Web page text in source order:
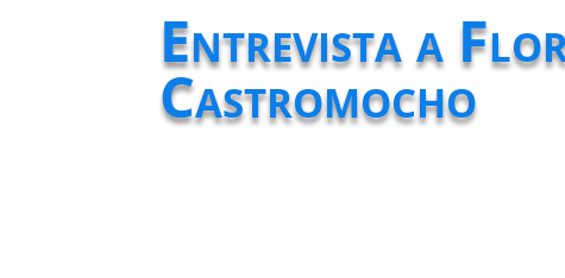
Entrevista a
Castromocho